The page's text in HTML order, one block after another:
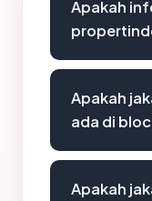
Apakah
Apakah
ada di
Apakah